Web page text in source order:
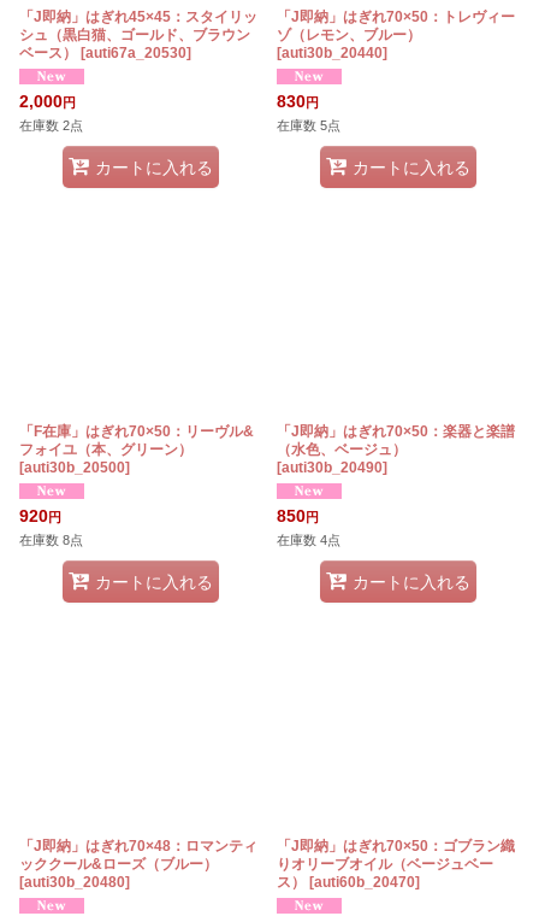
「J即納」はぎれ45×45：スタイリッ
シュ（黒白猫、ゴールド、ブラウン
ベース）
[auti67a_20530]
2,000円
在庫数 2点
カートに入れる
「J即納」はぎれ70×50：トレヴィー
ゾ（レモン、ブルー）
[auti30b_20440]
830円
在庫数 5点
カートに入れる
「F在庫」はぎれ70×50：リーヴル&
フォイユ（本、グリーン）
[auti30b_20500]
920円
在庫数 8点
カートに入れる
「J即納」はぎれ70×50：楽器と楽譜
（水色、ベージュ）
[auti30b_20490]
850円
在庫数 4点
カートに入れる
「J即納」はぎれ70×48：ロマンティ
ッククール&ローズ（ブルー）
[auti30b_20480]
「J即納」はぎれ70×50：ゴブラン織
りオリーブオイル（ベージュベー
ス）
[auti60b_20470]